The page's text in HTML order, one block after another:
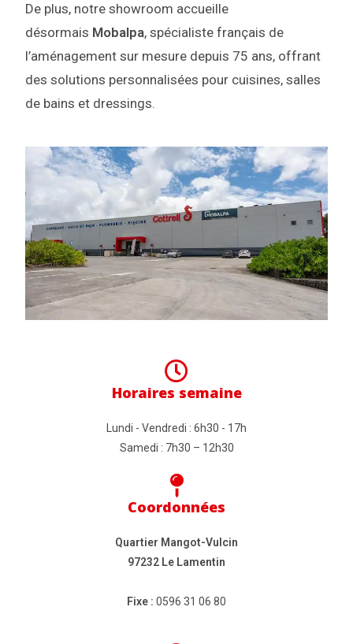
De plus, notre showroom accueille
désormais Mobalpa, spécialiste français de
l’aménagement sur mesure depuis 75 ans, offrant
des solutions personnalisées pour cuisines, salles
de bains et dressings.
Horaires semaine
Lundi - Vendredi : 6h30 - 17h
Samedi : 7h30 – 12h30
Coordonnées
Quartier Mangot-Vulcin
97232 Le Lamentin
Fixe : 0596 31 06 80